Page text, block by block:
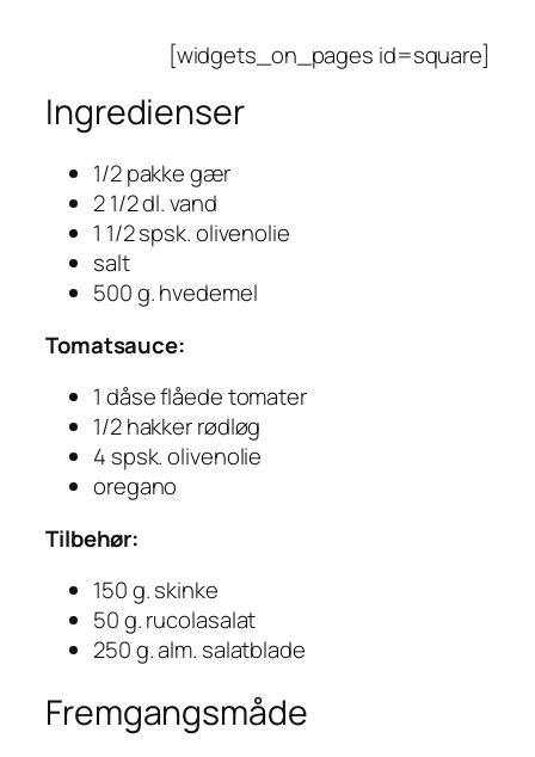
[widgets_on_pages id=square]
Ingredienser
1/2 pakke gær
2 1/2 dl. vand
1 1/2 spsk. olivenolie
salt
500 g. hvedemel
Tomatsauce:
1 dåse flåede tomater
1/2 hakker rødløg
4 spsk. olivenolie
oregano
Tilbehør:
150 g. skinke
50 g. rucolasalat
250 g. alm. salatblade
Fremgangsmåde